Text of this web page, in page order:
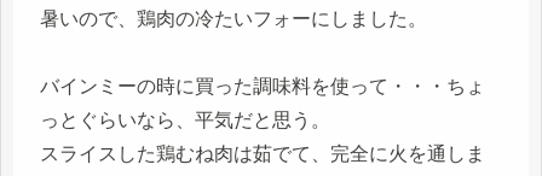
暑いので、鶏肉の冷たいフォーにしました。
バインミーの時に買った調味料を使って・・・ちょ
っとぐらいなら、平気だと思う。
スライスした鶏むね肉は茹でて、完全に火を通しま